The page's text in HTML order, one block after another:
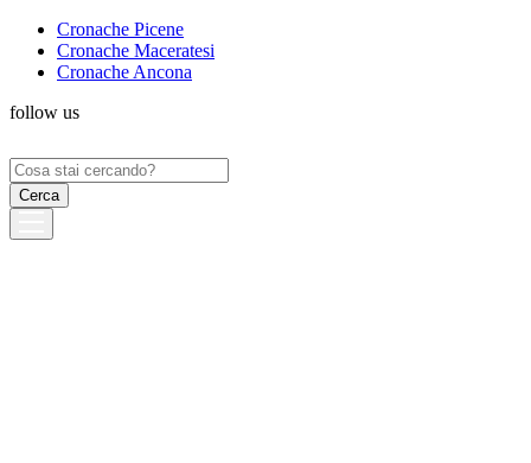
Cronache Picene
Cronache Maceratesi
Cronache Ancona
follow us
Ricerca
per: